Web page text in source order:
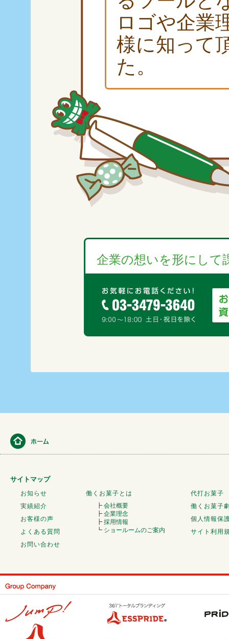
ロゴや企業
様に知って
た。
企業の想いを形にして
サイトマップ
お知らせ
実績紹介
お客様の声
よくある質問
お問い合わせ
働くお菓子とは
┣ 会社概要
┣ 企業理念
┣ 採用情報
┗ ショールームのご案内
代打お菓子
働くお菓子
個人情報保
サイト利用